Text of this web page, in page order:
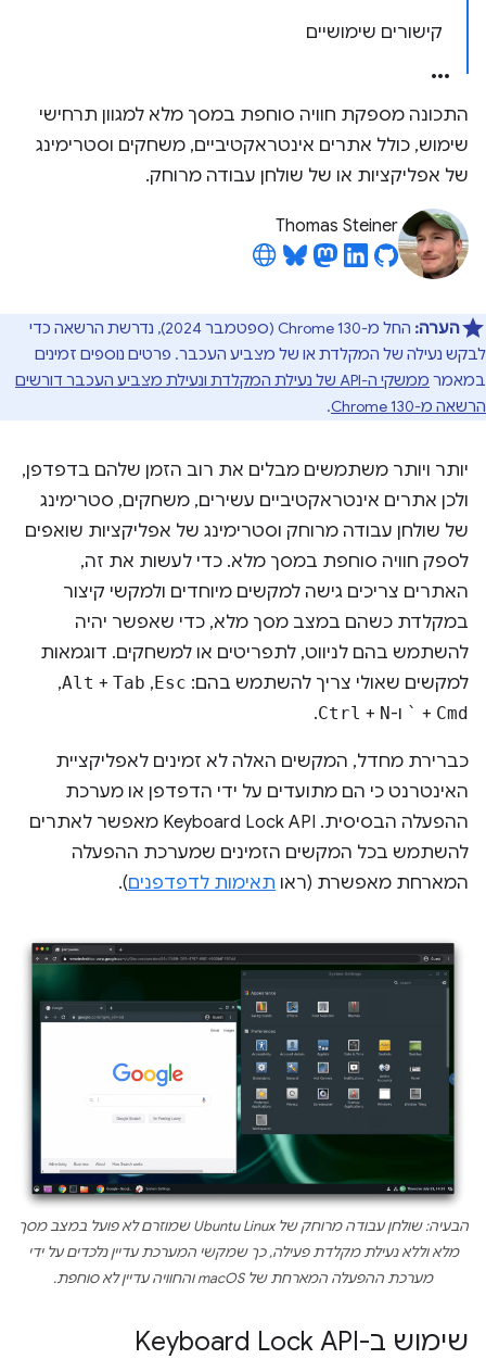
קישורים שימושיים
התכונה מספקת חוויה סוחפת במסך מלא למגוון תרחישי
שימוש, כולל אתרים אינטראקטיביים, משחקים וסטרימינג
של אפליקציות או של שולחן עבודה מרוחק.
Thomas Steiner
הערה:
החל מ-Chrome 130 (ספטמבר 2024), נדרשת הרשאה כדי
לבקש נעילה של המקלדת או של מצביע העכבר. פרטים נוספים זמינים
במאמר
ממשקי ה-API של נעילת המקלדת ונעילת מצביע העכבר דורשים
הרשאה מ-Chrome 130
.
יותר ויותר משתמשים מבלים את רוב הזמן שלהם בדפדפן,
ולכן אתרים אינטראקטיביים עשירים, משחקים, סטרימינג
של שולחן עבודה מרוחק וסטרימינג של אפליקציות שואפים
לספק חוויה סוחפת במסך מלא. כדי לעשות את זה,
האתרים צריכים גישה למקשים מיוחדים ולמקשי קיצור
במקלדת כשהם במצב מסך מלא, כדי שאפשר יהיה
להשתמש בהם לניווט, לתפריטים או למשחקים. דוגמאות
למקשים שאולי צריך להשתמש בהם: Esc
,‏
Alt + Tab
,‏
Cmd
+
` ו- Ctrl + N
.
כברירת מחדל, המקשים האלה לא זמינים לאפליקציית
האינטרנט כי הם מתועדים על ידי הדפדפן או מערכת
ההפעלה הבסיסית. ‫Keyboard Lock API מאפשר לאתרים
להשתמש בכל המקשים הזמינים שמערכת ההפעלה
המארחת מאפשרת (ראו תאימות לדפדפנים).
הבעיה: שולחן עבודה מרוחק של Ubuntu Linux שמוזרם לאפועל במצב מסך
מלא וללאנעילת מקלדת פעילה, כך שמקשי המערכת עדיין נלכדים על ידי
מערכת ההפעלה המארחת של macOS והחוויה עדיין
לאסוחפת.
שימוש ב-Keyboard Lock API